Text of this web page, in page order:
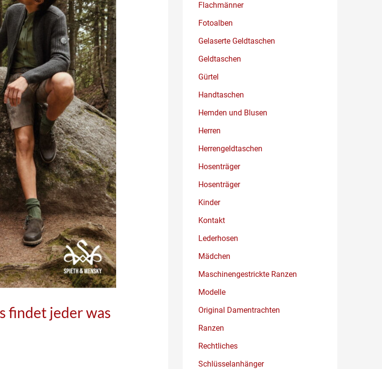
findet jeder was
Flachmänner
Fotoalben
Gelaserte Geldtaschen
Geldtaschen
Gürtel
Handtaschen
Hemden und Blusen
Herren
Herrengeldtaschen
Hosenträger
Hosenträger
Kinder
Kontakt
Lederhosen
Mädchen
Maschinengestrickte Ranzen
Modelle
Original Damentrachten
Ranzen
Rechtliches
Schlüsselanhänger